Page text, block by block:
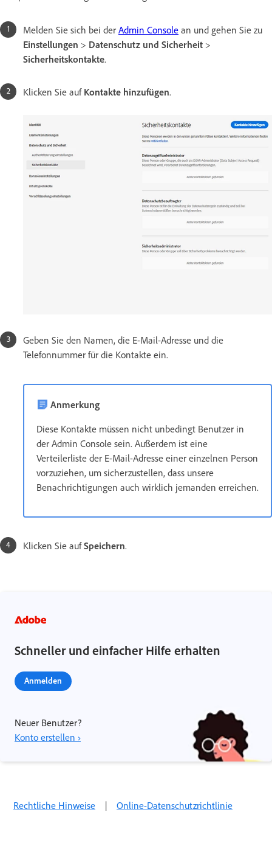
Melden Sie sich bei der Admin Console an und gehen Sie zu
Einstellungen > Datenschutz und Sicherheit >
Sicherheitskontakte.
Klicken Sie auf Kontakte hinzufügen.
Geben Sie den Namen, die E-Mail-Adresse und die
Telefonnummer für die Kontakte ein.
Anmerkung
Diese Kontakte müssen nicht unbedingt Benutzer in
der Admin Console sein. Außerdem ist eine
Verteilerliste der E-Mail-Adresse einer einzelnen Person
vorzuziehen, um sicherzustellen, dass unsere
Benachrichtigungen auch wirklich jemanden erreichen.
Klicken Sie aufSpeichern.
Schneller und einfacher Hilfe erhalten
Anmelden
Neuer Benutzer?
Konto erstellen ›
Rechtliche Hinweise | Online-Datenschutzrichtlinie